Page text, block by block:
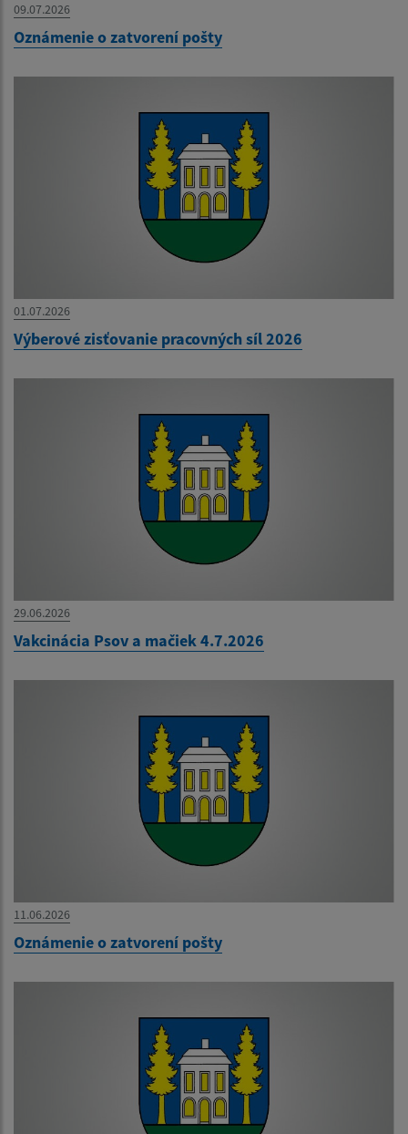
09.07.2026
Oznámenie o zatvorení pošty
01.07.2026
Výberové zisťovanie pracovných síl 2026
29.06.2026
Vakcinácia Psov a mačiek 4.7.2026
11.06.2026
Oznámenie o zatvorení pošty